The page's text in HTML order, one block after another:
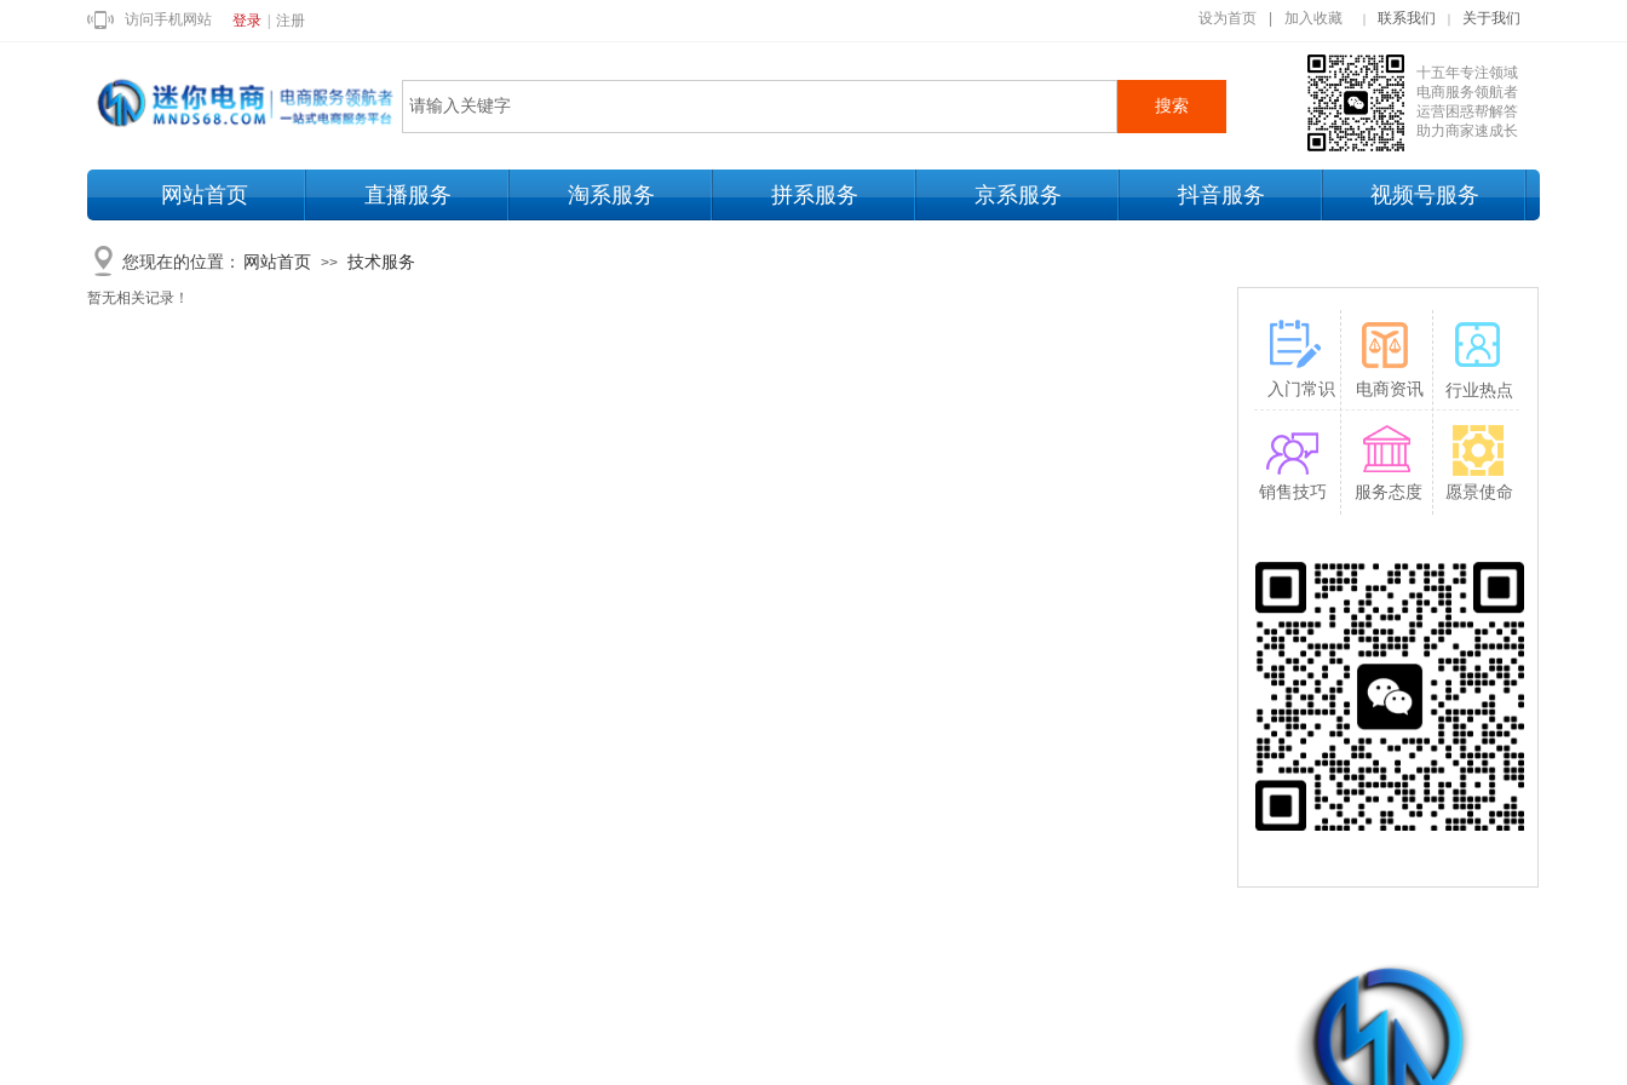
设为首页 加入收藏
访问手机网站 登录 注册 联系我们 关于我们
搜索
十五年专注领域
电商服务领航者
运营困惑帮解答
助力商家速成长
网站首页 直播服务 淘系服务 拼系服务 京系服务 抖音服务 视频号服务
您现在的位置： 网站首页 >> 技术服务
行业热点
销售技巧
入门常识 电商资讯
服务态度 愿景使命
暂无相关记录！